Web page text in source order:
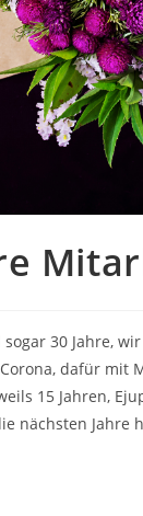
30 Jahre,
dafür mit
15 Jahren,
nächsten Jahre